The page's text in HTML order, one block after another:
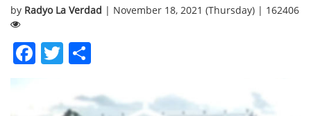
by Radyo La Verdad | November 18, 2021 (Thursday) | 162406
Facebook
Twitter